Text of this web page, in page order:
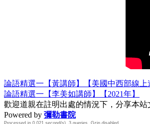
論語精選一【黃講師】【美國中西部線上
論語精選一【李美如講師】【2021年】
歡迎道親在註明出處的情況下，分享本站
Powered by 彌勒書院
Processed in 0.021 second(s), 3 queries, Gzip disabled